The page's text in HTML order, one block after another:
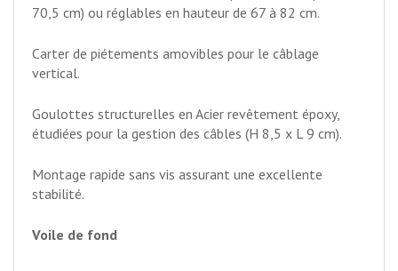
70,5 cm) ou réglables en hauteur de 67 à 82 cm.
Carter de piétements amovibles pour le câblage
vertical.
Goulottes structurelles en Acier revêtement époxy,
étudiées pour la gestion des câbles (H 8,5 x L 9 cm).
Montage rapide sans vis assurant une excellente
stabilité.
Voile de fond